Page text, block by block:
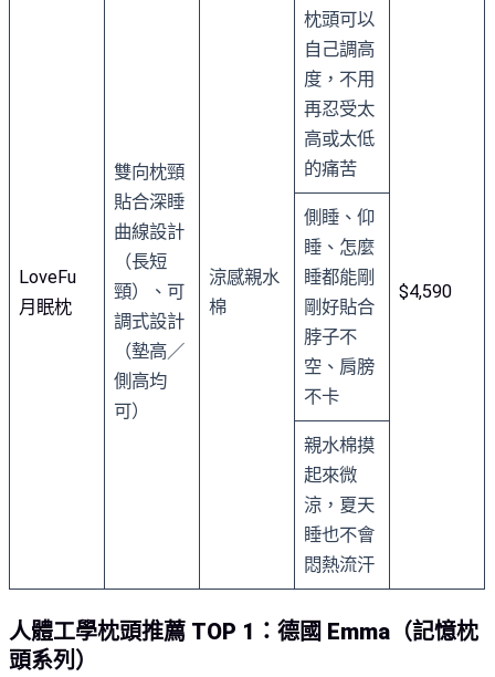
LoveFu
月眠枕
雙向枕頸
貼合深睡
曲線設計
（長短
頸）、可
調式設計
（墊高／
側高均
可）
涼感親水
棉
枕頭可以
自己調高
度，不用
再忍受太
高或太低
的痛苦
$4,590
側睡、仰
睡、怎麼
睡都能剛
剛好貼合
脖子不
空、肩膀
不卡
親水棉摸
起來微
涼，夏天
睡也不會
悶熱流汗
人體工學枕頭推薦 TOP 1：德國 Emma（記憶枕
頭系列）